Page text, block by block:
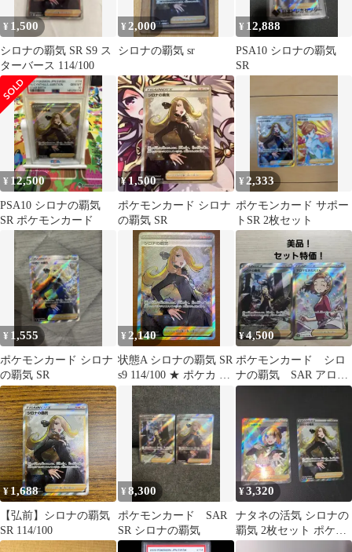
¥ 1,500
シロナの覇気 SR S9 ス
ターバース 114/100
¥ 2,000
シロナの覇気 sr
¥ 12,888
PSA10 シロナの覇気
SR
¥ 12,500
PSA10 シロナの覇気
SR ポケモンカード
¥1,500
ポケモンカード シロナ
の覇気 SR
¥ 2,333
ポケモンカード サポー
トSR 2枚セット
¥ 1,555
ポケモンカード シロナ
の覇気 SR
¥2,140
状態A シロナの覇気 SR
s9 114/100 ★ ポケカ ポ
ケモンカードゲーム ポ
ケモン
¥4,500
ポケモンカード シロ
ナの覇気 SAR アロマ
なおねえさん SR
¥1,688
【弘前】シロナの覇気
SR 114/100
¥8,300
ポケモンカード SAR
SR シロナの覇気
¥3,320
ナタネの活気 シロナの
覇気 2枚セット ポケモ
ンカード